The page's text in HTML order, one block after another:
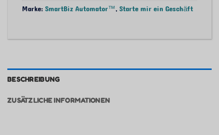
Marke:SmartBiz Automator™,Starte mir ein Geschäft
BESCHREIBUNG
ZUSÄTZLICHE INFORMATIONEN